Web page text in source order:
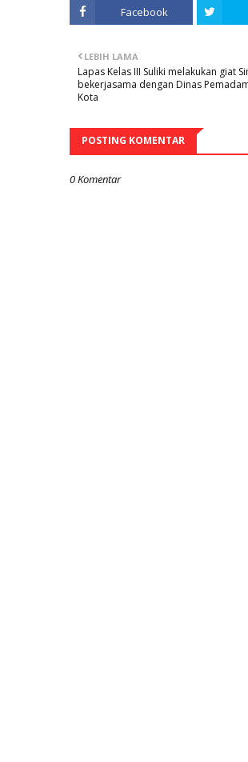
Facebook
LEBIH LAMA
Lapas Kelas III Suliki melakukan giat
bekerjasama dengan Dinas
Kota
POSTING KOMENTAR
0 Komentar